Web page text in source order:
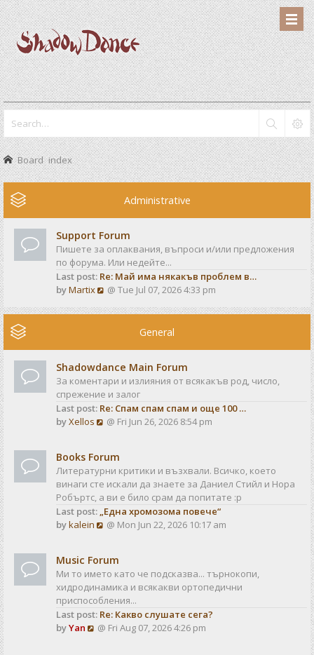
Board index
Administrative
Support Forum
Пишете за оплаквания, въпроси и/или предложения
по форума. Или недейте...
Last post: Re: Май има някакъв проблем в…
byMartix
V
e
e
l
a
t
e
p
o
s
@ Tue Jul 07, 2026 4:33 pm
General
Shadowdance Main Forum
За коментари и излияния от всякакъв род, число,
спрежение и залог
Last post: Re: Спам спам спам и още 100 …
byXellos
V
w
t
h
e
l
a
s
t
p
o
s
t
@ Fri Jun 26, 2026 8:54 pm
Books Forum
Литературни критики и възхвали. Всичко, което
винаги сте искали да знаете за Даниел Стийл и Нора
Робъртс, а ви е било срам да попитате :р
Last post: „Една хромозома повече“
bykalein
V
w
t
h
e
l
a
@ Mon Jun 22, 2026 10:17 am
Music Forum
Ми то името като че подсказва... търнокопи,
хидродинамика и всякакви ортопедични
приспособления...
Last post: Re: Какво слушате сега?
byYan
V@ Fri Aug 07, 2026 4:26 pm